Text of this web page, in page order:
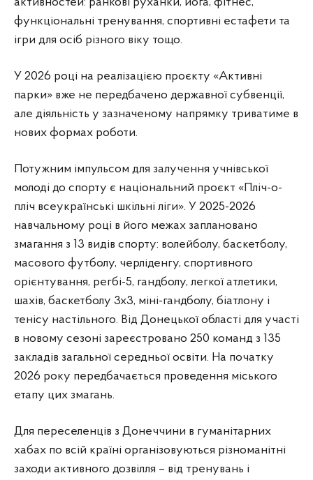
функціональні тренування, спортивні естафети та
ігри для осіб різного віку тощо.
У 2026 році на реалізацією проєкту «Активні
парки» вже не передбачено державної субвенції,
але діяльність у зазначеному напрямку триватиме в
нових формах роботи.
Потужним імпульсом для залучення учнівської
молоді до спорту є національний проєкт «Пліч-о-
пліч всеукраїнські шкільні ліги». У 2025-2026
навчальному році в його межах заплановано
змагання з 13 видів спорту: волейболу, баскетболу,
масового футболу, черліденгу, спортивного
орієнтування, регбі-5, гандболу, легкої атлетики,
шахів, баскетболу 3х3, міні-гандболу, біатлону і
тенісу настільного. Від Донецької області для участі
в новому сезоні зареєстровано 250 команд з 135
закладів загальної середньої освіти. На початку
2026 року передбачається проведення міського
етапу цих змагань.
Для переселенців з Донеччини в гуманітарних
хабах по всій країні організовуються різноманітні
заходи активного дозвілля – від тренувань і